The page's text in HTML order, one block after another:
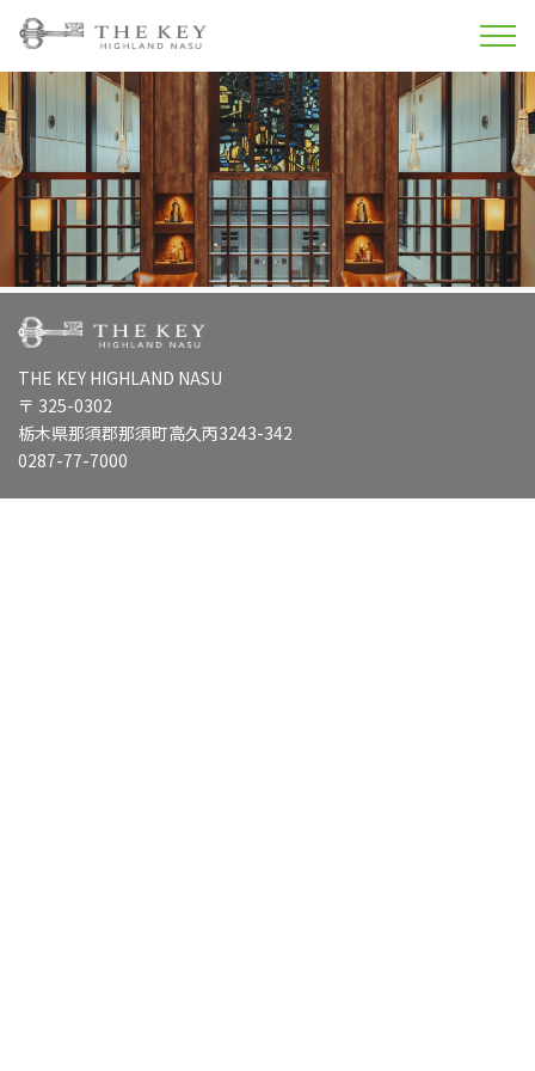
THE KEY HIGHLAND NASU
〒 325-0302
栃木県那須郡那須町高久丙3243-342
0287-77-7000